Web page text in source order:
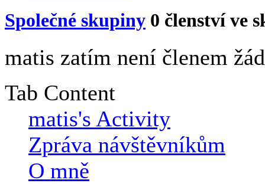
Společné skupiny 0 členství ve
matis zatím není členem
Tab Content
matis's Activity
Zpráva návštěvníkům
O mně